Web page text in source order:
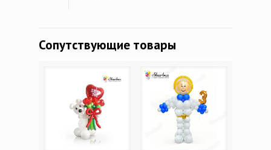
Сопутствующие товары